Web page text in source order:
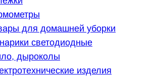
для домашней уборки
светодиодные
дыроколы
изделия